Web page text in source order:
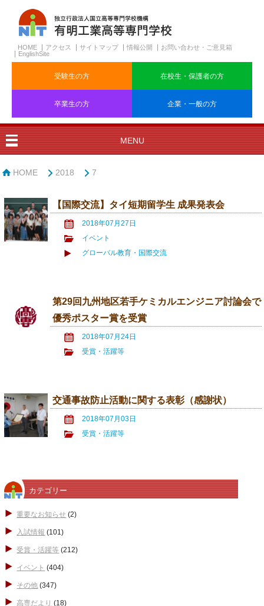
HOME アクセス サイトマップ 情報公開
お問い合わせ・ご意見箱
EnglishSite
受験生の方 在校生・保護者の方
卒業生の方 企業・一般の方
MENU
HOME 2018 7
【国際交流】タイ短期留学生 成果発表会
2018年07月27日
イベント
グローバル教育・国際交流
第29回九州地区若手ケミカルエンジニア討論会で
優秀ポスター賞を受賞
2018年07月24日
受賞・活躍等
交通事故防止活動に関する表彰（感謝状）
2018年07月03日
受賞・活躍等
カテゴリー
重要なお知らせ (2)
入試情報 (101)
受賞・活躍等 (212)
イベント (404)
その他 (347)
高専だより (18)